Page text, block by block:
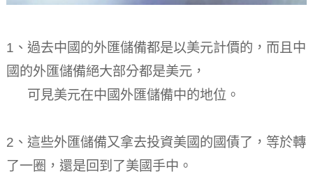
1、過去中國的外匯儲備都是以美元計價的，而且中
國的外匯儲備絕大部分都是美元，
可見美元在中國外匯儲備中的地位。
2、這些外匯儲備又拿去投資美國的國債了，等於轉
了一圈，還是回到了美國手中。